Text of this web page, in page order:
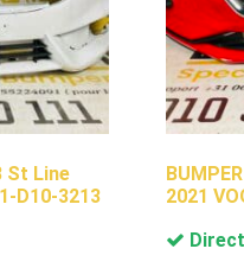
St Line
D10-3213
2021